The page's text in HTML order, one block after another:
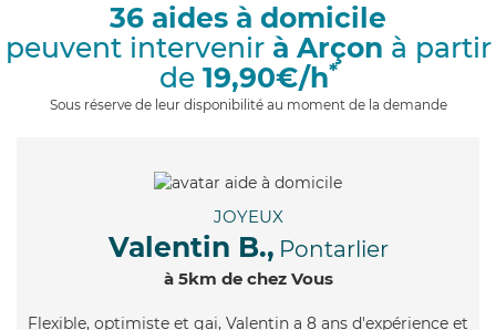
i
36 aides à domicile
peuvent intervenir à Arçon à partir
de 19,90€/h*
Sous réserve de leur disponibilité au moment de la demande
JOYEUX
Valentin B., Pontarlier
à 5km de chez Vous
Flexible, optimiste et gai, Valentin a 8 ans d'expérience et